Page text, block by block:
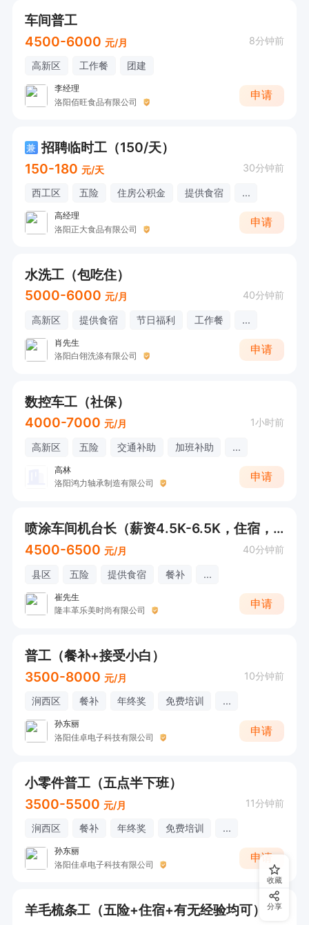
车间普工
4500-6000 元/月 8分钟前
高新区 工作餐 团建
李经理
洛阳佰旺食品有限公司
申请
兼 招聘临时工（150/天）
150-180 元/天 30分钟前
西工区 五险 住房公积金 提供食宿 ...
高经理
洛阳正大食品有限公司
申请
水洗工（包吃住）
5000-6000 元/月 40分钟前
高新区 提供食宿 节日福利 工作餐 ...
肖先生
洛阳白翎洗涤有限公司
申请
数控车工（社保）
4000-7000 元/月 1小时前
高新区 五险 交通补助 加班补助 ...
高林
洛阳鸿力轴承制造有限公司
申请
喷涂车间机台长（薪资4.5K-6.5K，住宿，餐补，社保）
4500-6500 元/月 40分钟前
县区 五险 提供食宿 餐补 ...
崔先生
隆丰革乐美时尚有限公司
申请
普工（餐补+接受小白）
3500-8000 元/月 10分钟前
涧西区 餐补 年终奖 免费培训 ...
孙东丽
洛阳佳卓电子科技有限公司
申请
小零件普工（五点半下班）
3500-5500 元/月 11分钟前
涧西区 餐补 年终奖 免费培训 ...
孙东丽
洛阳佳卓电子科技有限公司
申请
羊毛梳条工（五险+住宿+有无经验均可）
收藏
分享